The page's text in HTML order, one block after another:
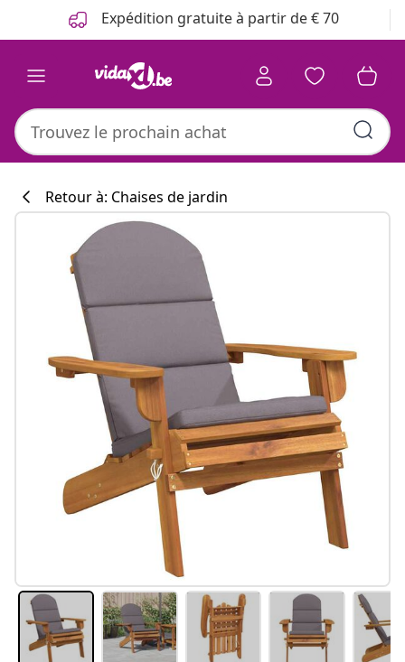
Expédition gratuite à partir de € 70
Retour à: Chaises de jardin